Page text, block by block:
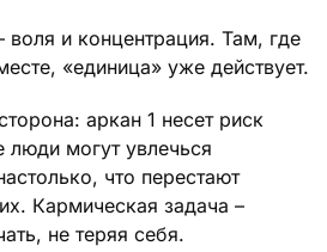
воля и концентрация. Там, где
«единица» уже действует.
аркан 1 несет риск
люди могут увлечься
что перестают
Кармическая задача –
не теряя себя.